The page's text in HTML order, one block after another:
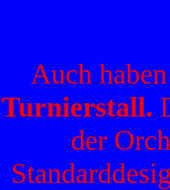
Auch
Turnierstall.
der